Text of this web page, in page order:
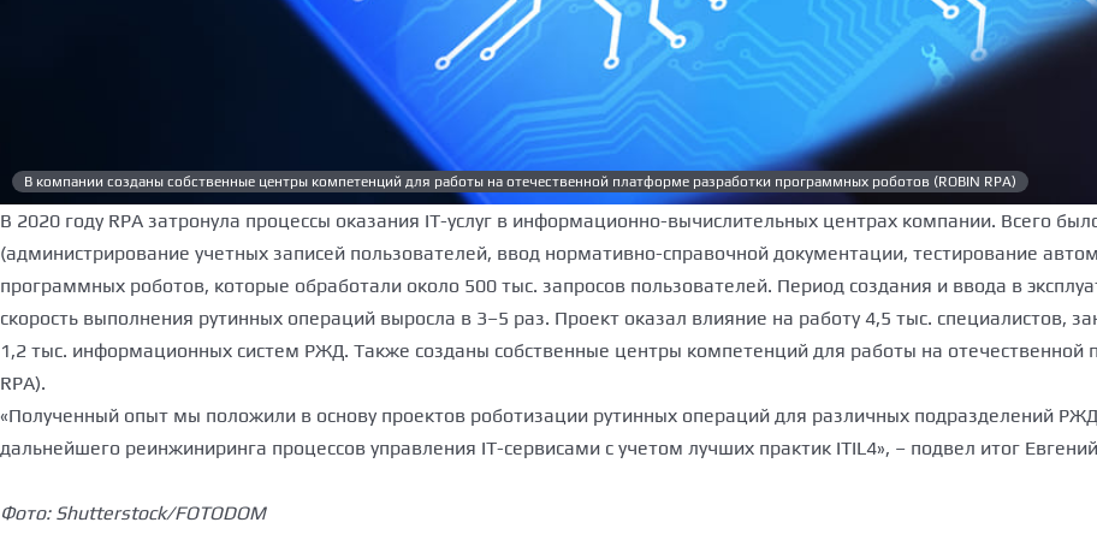
В компании созданы собственные центры компетенций для работы на отечественной платформе разработки программных роботов (ROBIN RPA)
В 2020 году RPA затронула процессы оказания IT-услуг в информационно-вычислительных центрах компании. Всего
(администрирование учетных записей пользователей, ввод нормативно-справочной документации, тестирование
программных роботов, которые обработали около 500 тыс. запросов пользователей. Период создания и ввода в
скорость выполнения рутинных операций выросла в 3–5 раз. Проект оказал влияние на работу 4,5 тыс. специалистов,
1,2 тыс. информационных систем РЖД. Также созданы собственные центры компетенций для работы на
RPA).
«Полученный опыт мы положили в основу проектов роботизации рутинных операций для различных подразделений
дальнейшего реинжиниринга процессов управления IT-сервисами с учетом лучших практик ITIL4», – подвел итог
Фото: Shutterstock/FOTODOM